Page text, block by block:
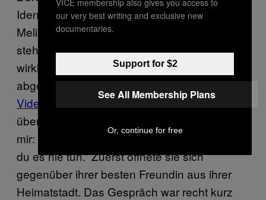
Identifizierungsmöglichkeiten in Köln hatte
Melina den Mut gefasst, zu sich selbst zu
stehen. Sie wollte allen zeigen, wer sie
wirklich ist. “Ich habe alle total schnell
abgeklappert,damit ich mein Coming-out-
Video für YouTube machen kann. Ich war so
überzeugt von diesen Gefühlen. Ich dachte
mir: Wenn du es jetzt nicht machst, dann wirst
du es nie tun.” Zuerst öffnete sie sich
gegenüber ihrer besten Freundin aus ihrer
Heimatstadt. Das Gespräch war recht kurz
our very best writing and exclusive new
documentaries.
Support for $2
See All Membership Plans
Or, continue for free